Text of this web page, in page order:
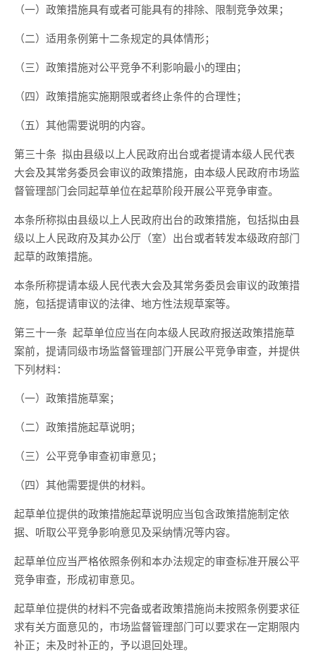
（一）政策措施具有或者可能具有的排除、限制竞争效果；
（二）适用条例第十二条规定的具体情形；
（三）政策措施对公平竞争不利影响最小的理由；
（四）政策措施实施期限或者终止条件的合理性；
（五）其他需要说明的内容。
第三十条 拟由县级以上人民政府出台或者提请本级人民代表
大会及其常务委员会审议的政策措施，由本级人民政府市场监
督管理部门会同起草单位在起草阶段开展公平竞争审查。
本条所称拟由县级以上人民政府出台的政策措施，包括拟由县
级以上人民政府及其办公厅（室）出台或者转发本级政府部门
起草的政策措施。
本条所称提请本级人民代表大会及其常务委员会审议的政策措
施，包括提请审议的法律、地方性法规草案等。
第三十一条 起草单位应当在向本级人民政府报送政策措施草
案前，提请同级市场监督管理部门开展公平竞争审查， 并提供
下列材料：
（一）政策措施草案；
（二）政策措施起草说明；
（三）公平竞争审查初审意见；
（四）其他需要提供的材料。
起草单位提供的政策措施起草说明应当包含政策措施制定依
据、听取公平竞争影响意见及采纳情况等内容。
起草单位应当严格依照条例和本办法规定的审查标准开展公平
竞争审查，形成初审意见。
起草单位提供的材料不完备或者政策措施尚未按照条例要求征
求有关方面意见的，市场监督管理部门可以要求在一定期限内
补正；未及时补正的，予以退回处理。